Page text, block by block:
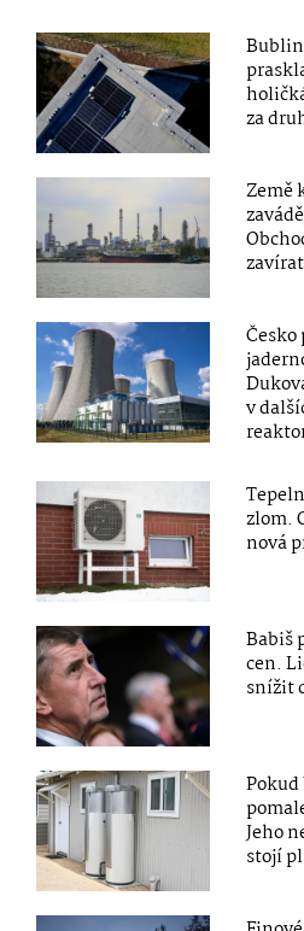
za
Země
v
zlom.
nová
Babiš
cen.
snížit
Jeho
stojí